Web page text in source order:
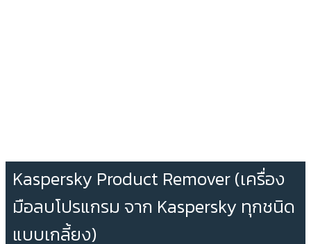
Kaspersky Product Remover (เครื่อง
มือลบโปรแกรม จาก Kaspersky ทุกชนิด
แบบเกลี้ยง)